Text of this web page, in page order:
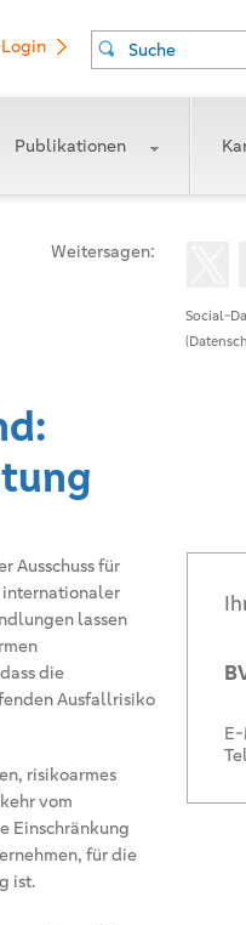
Suche
Publikationen
Social-
Weitersagen:
Ausschuss für
internationaler
lassen
die
Ausfallrisiko
risikoarmes
vom
Einschränkung
für die
ist.